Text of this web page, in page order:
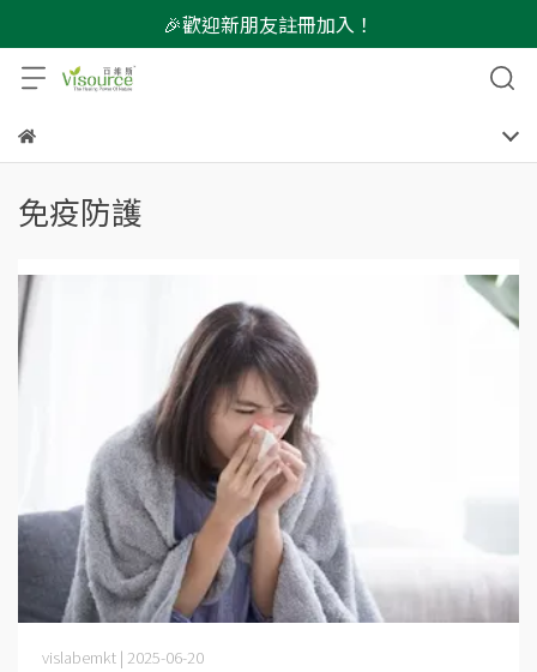
🎉歡迎新朋友註冊加入！
免疫防護
vislabemkt | 2025-06-20